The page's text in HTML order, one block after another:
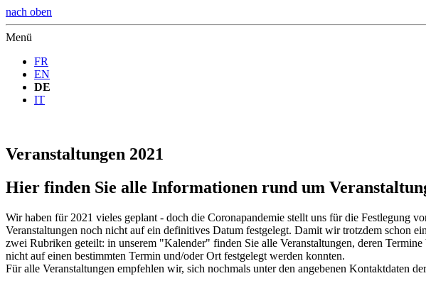
nach oben
Menü
FR
EN
DE
IT
Veranstaltungen 2021
Hier finden Sie alle Informationen rund um
Wir haben für 2021 vieles geplant - doch die Coronapandemie stellt uns für die Festlegung
Veranstaltungen noch nicht auf ein definitives Datum festgelegt. Damit wir trotzdem schon
zwei Rubriken geteilt: in unserem "Kalender" finden Sie alle Veranstaltungen, deren
nicht auf einen bestimmten Termin und/oder Ort festgelegt werden konnten.
Für alle Veranstaltungen empfehlen wir, sich nochmals unter den angebenen Kontaktdaten